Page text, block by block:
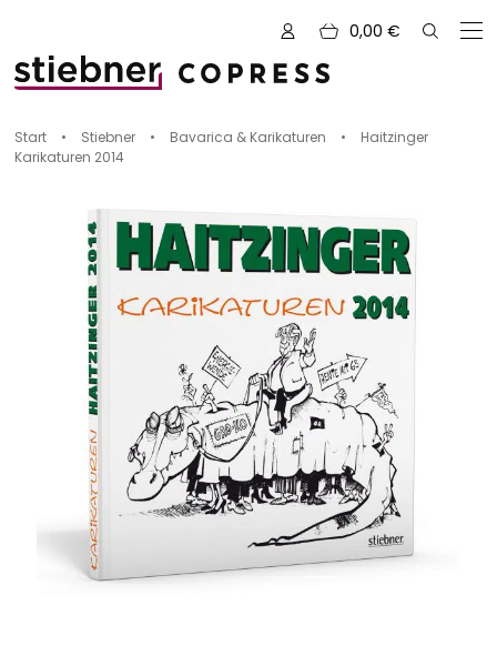
0,00 €
Alle Bücher
Neue Bücher
Kreativ mit Garn
Nähen und Fashion
Zeichnen, Gestalten & Design
Kulinarik & Genuss
Abenteuer & Outdoor
Bavarica & Karikaturen
NOVUM
Vorschauen
Sale
Start • Stiebner • Bavarica & Karikaturen •
Haitzinger
Karikaturen 2014